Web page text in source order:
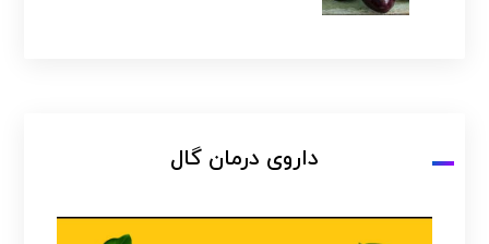
داروی درمان گال